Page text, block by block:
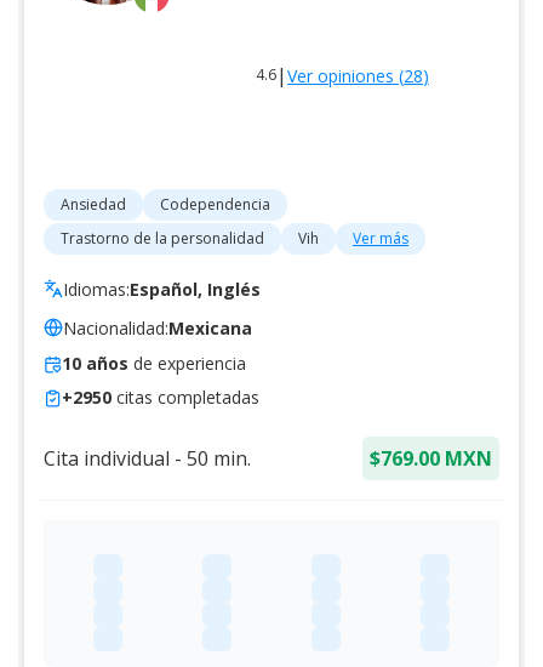
4.6| Ver opiniones (28)
Ansiedad
Codependencia
Trastorno de la personalidad
Vih Ver más
Idiomas:Español, Inglés
Nacionalidad:Mexicana
10 años de experiencia
+2950 citas completadas
Cita individual - 50 min. $769.00 MXN